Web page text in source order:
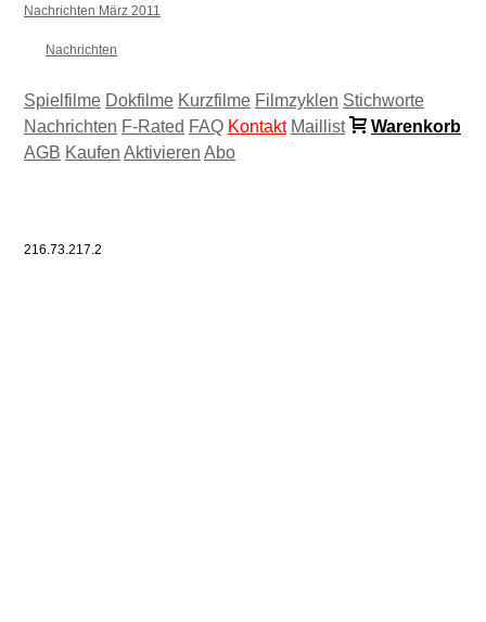
Nachrichten März 2011
Nachrichten
Spielfilme Dokfilme Kurzfilme Filmzyklen Stichworte
Nachrichten F-Rated FAQ Kontakt Maillist
Warenkorb
AGB Kaufen Aktivieren Abo
216.73.217.2